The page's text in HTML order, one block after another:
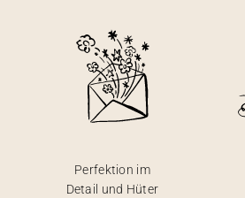
Perfektion im
Detail und Hüter